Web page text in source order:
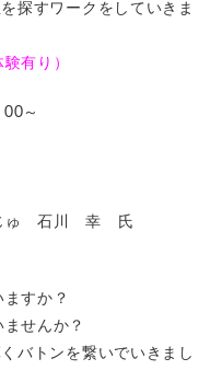
探すワークをしていきま
有り）
～
じゅ 石川 幸 氏
ますか？
せんか？
バトンを繋いでいきまし